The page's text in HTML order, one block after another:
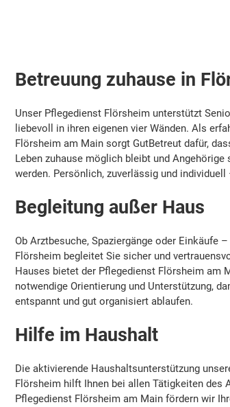
Betreuung zuhause in
Unser Pflegedienst Flörsheim unterstützt
liebevoll in ihren eigenen vier Wänden. Als
Flörsheim am Main sorgt GutBetreut dafür,
Leben zuhause möglich bleibt und Angehörige
werden. Persönlich, zuverlässig und individuell
Begleitung außer Haus
Ob Arztbesuche, Spaziergänge oder Einkäufe
Flörsheim begleitet Sie sicher und
Hauses bietet der Pflegedienst Flörsheim am
notwendige Orientierung und Unterstützung,
entspannt und gut organisiert ablaufen.
Hilfe im Haushalt
Die aktivierende Haushaltsunterstützung
Flörsheim hilft Ihnen bei allen Tätigkeiten des
Pflegedienst Flörsheim am Main fördern wir